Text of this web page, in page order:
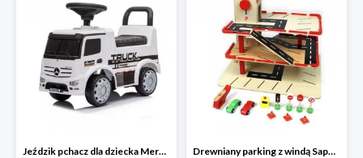
Jeździk pchacz dla dziecka Mercedes Antos Truck -27% Drewniany parking z windą Sapphire Kids -41%